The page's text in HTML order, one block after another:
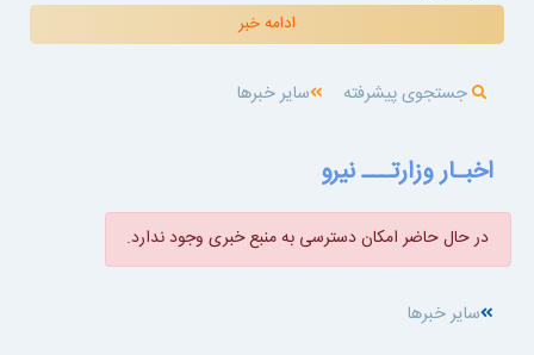
ادامه خبر
جستجوی پیشرفته سایر خبرها
اخبـار وزارتـــ نیرو
در حال حاضر امکان دسترسی به منبع خبری وجود ندارد.
سایر خبرها